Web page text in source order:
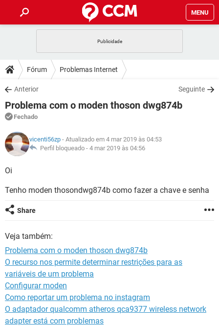
MENU
CELULAR FACEBOOK
OUTLOOK
INSTAGRAM GMAIL
GUIA DE COMPRAS
DICAS
JOGOS WHATSAPP
OUTLOOK
INSTAGRAM
GUIA DE COMPRAS
DOWNLOADS
JOGOS WHATSAPP
CELULAR
OUTLOOK EXCEL
INSTAGRAM
GUIA DE COMPRAS
FÓRUM
JOGOS
CELULAR FACEBOOK
GLOSSÁRIO
JOGOS
CELULAR
OUTLOOK EXCEL
INSTAGRAM
Fórum Problemas Internet
Anterior Seguinte
Problema com o moden thoson dwg874b
Fechado
vicenti56zp - Atualizado em 4 mar 2019 às 04:53
Perfil bloqueado - 4 mar 2019 às 04:56
Oi
Tenho moden thosondwg874b como fazer a chave e senha
Share
Veja também:
Problema com o moden thoson dwg874b
O recurso nos permite determinar restrições para as
variáveis de um problema
Configurar moden
Como reportar um problema no instagram
O adaptador qualcomm atheros qca9377 wireless network
adapter está com problemas